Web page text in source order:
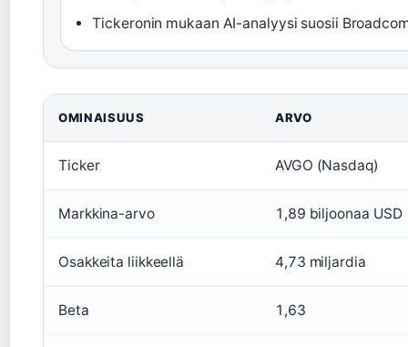
Tickeronin mukaan AI-analyysi suosii
OMINAISUUS ARVO
Ticker AVGO (Nasdaq)
Markkina-arvo 1,89 biljoonaa USD
Osakkeita liikkeellä 4,73 miljardia
Beta 1,63